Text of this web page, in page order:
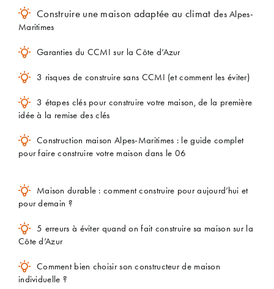
Construire une maison adaptée au climat des Alpes-
Maritimes
Garanties du CCMI sur la Côte d’Azur
3 risques de construire sans CCMI (et comment les éviter)
3 étapes clés pour construire votre maison, de la première
idée à la remise des clés
Construction maison Alpes-Maritimes : le guide complet
pour faire construire votre maison dans le 06
Maison durable : comment construire pour aujourd’hui et
pour demain ?
5 erreurs à éviter quand on fait construire sa maison sur la
Côte d’Azur
Comment bien choisir son constructeur de maison
individuelle ?